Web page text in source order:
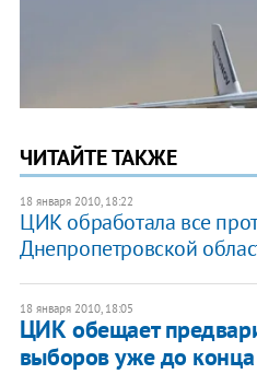
ЧИТАЙТЕ ТАКЖЕ
18 января 2010, 18:22
ЦИК обработала все
Днепропетровской
18 января 2010, 18:05
ЦИК обещает
выборов уже до конца